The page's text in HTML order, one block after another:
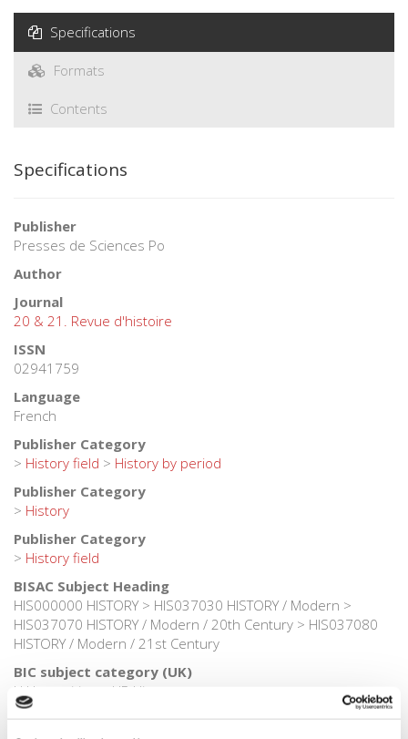
Specifications
Formats
Contents
Specifications
Publisher
Presses de Sciences Po
Author
Journal
20 & 21. Revue d'histoire
ISSN
02941759
Language
French
Publisher Category
> History field > History by period
Publisher Category
> History
Publisher Category
> History field
BISAC Subject Heading
HIS000000 HISTORY > HIS037030 HISTORY / Modern >
HIS037070 HISTORY / Modern / 20th Century > HIS037080
HISTORY / Modern / 21st Century
BIC subject category (UK)
H Humanities > HB History
Onix Audience Codes